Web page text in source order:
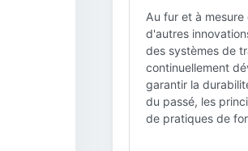
Au fur et à
d'autres
des systèmes de
continuellement
garantir la
du passé, les
de pratiques de